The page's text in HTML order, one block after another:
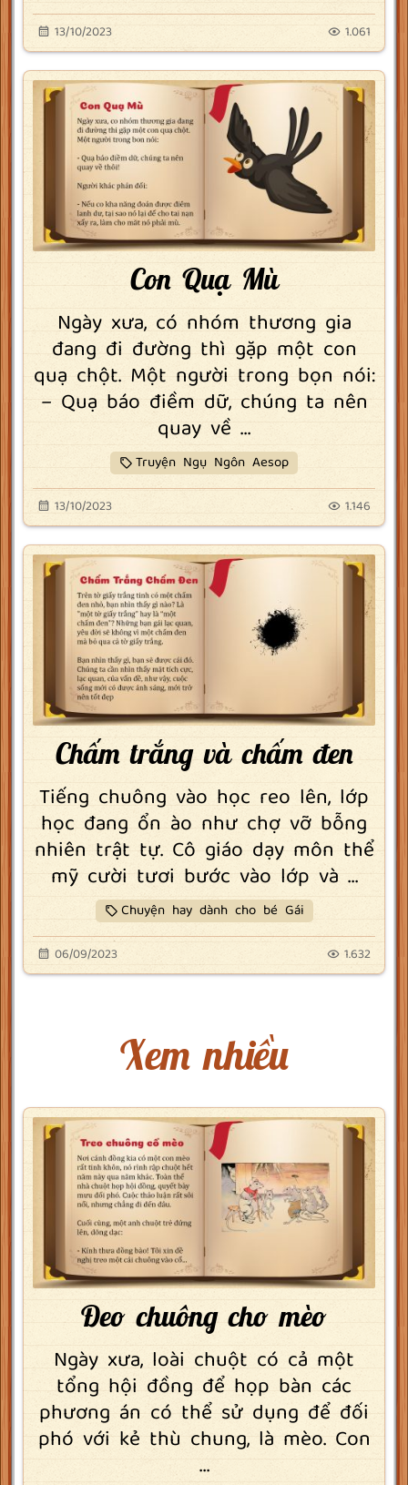
13/10/2023 1.061
Con Quạ Mù
Ngày xưa, có nhóm thương gia
đang đi đường thì gặp một con
quạ chột. Một người trong bọn nói:
– Quạ báo điềm dữ, chúng ta nên
quay về ...
Truyện Ngụ Ngôn Aesop
13/10/2023 1.146
Chấm trắng và chấm đen
Tiếng chuông vào học reo lên, lớp
học đang ổn ào như chợ vỡ bỗng
nhiên trật tự. Cô giáo dạy môn thể
mỹ cười tươi bước vào lớp và ...
Chuyện hay dành cho bé Gái
06/09/2023 1.632
Xem nhiều
Đeo chuông cho mèo
Ngày xưa, loài chuột có cả một
tổng hội đồng để họp bàn các
phương án có thể sử dụng để đối
phó với kẻ thù chung, là mèo. Con
...